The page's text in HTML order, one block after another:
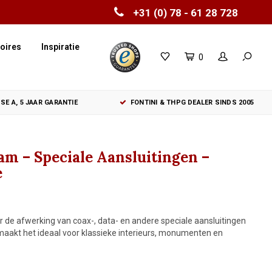
+31 (0) 78 - 61 28 728
Inspiratie
0
A, 5 JAAR GARANTIE FONTINI & THPG DEALER SINDS 2005
– Speciale Aansluitingen –
afwerking van coax-, data- en andere speciale aansluitingen
het ideaal voor klassieke interieurs, monumenten en